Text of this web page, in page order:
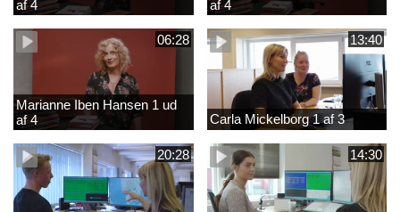
af 4
af 4
06:28
Marianne Iben Hansen 1 ud
af 4
13:40
Carla Mickelborg 1 af 3
20:28 14:30